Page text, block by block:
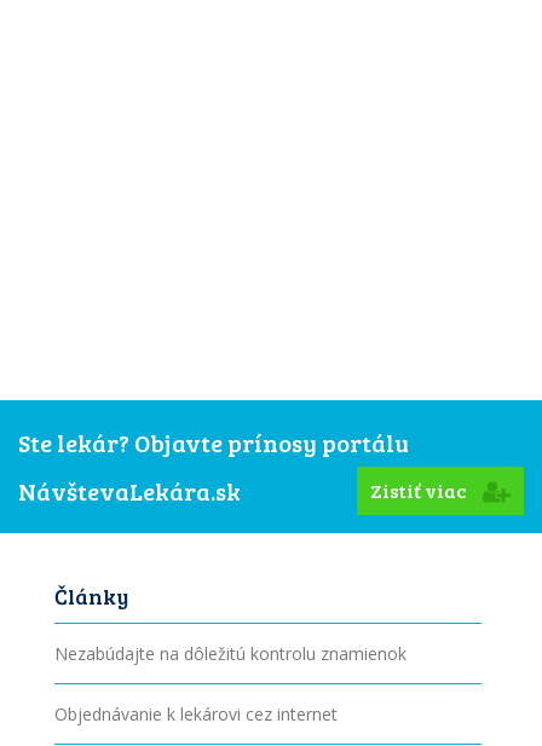
Ste lekár? Objavte prínosy portálu
NávštevaLekára.sk
Zistiť viac
Články
Nezabúdajte na dôležitú kontrolu znamienok
Objednávanie k lekárovi cez internet